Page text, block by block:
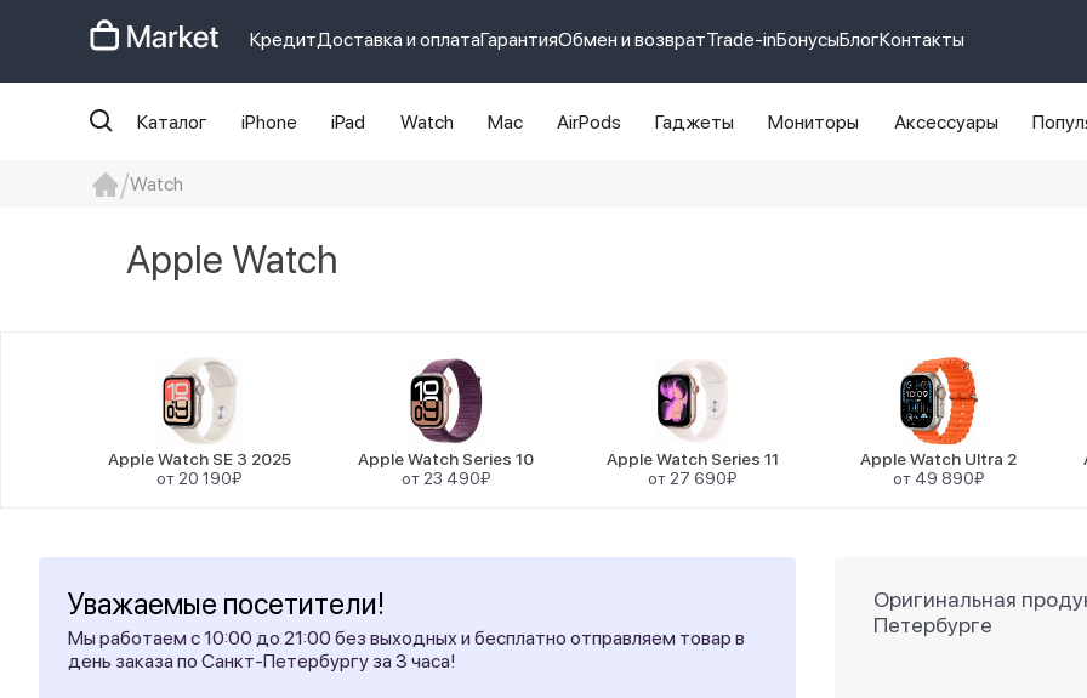
КредитДоставка и оплатаГарантияОбмен и возвратTrade-inБонусыБлогКонтакты
Каталог iPhone iPad Watch Mac AirPods Гаджеты Мониторы Аксессуары
Watch
Apple Watch
Apple Watch SE 3 2025
от 20 190₽
Apple Watch Series 10
от 23 490₽
Apple Watch Series 11
от 27 690₽
Apple Watch Ultra 2
от 49 890₽
Уважаемые посетители!
Мы работаем с 10:00 до 21:00 без выходных и бесплатно отправляем товар в
день заказа по Санкт-Петербургу за 3 часа!
Оригинальная
Петербурге